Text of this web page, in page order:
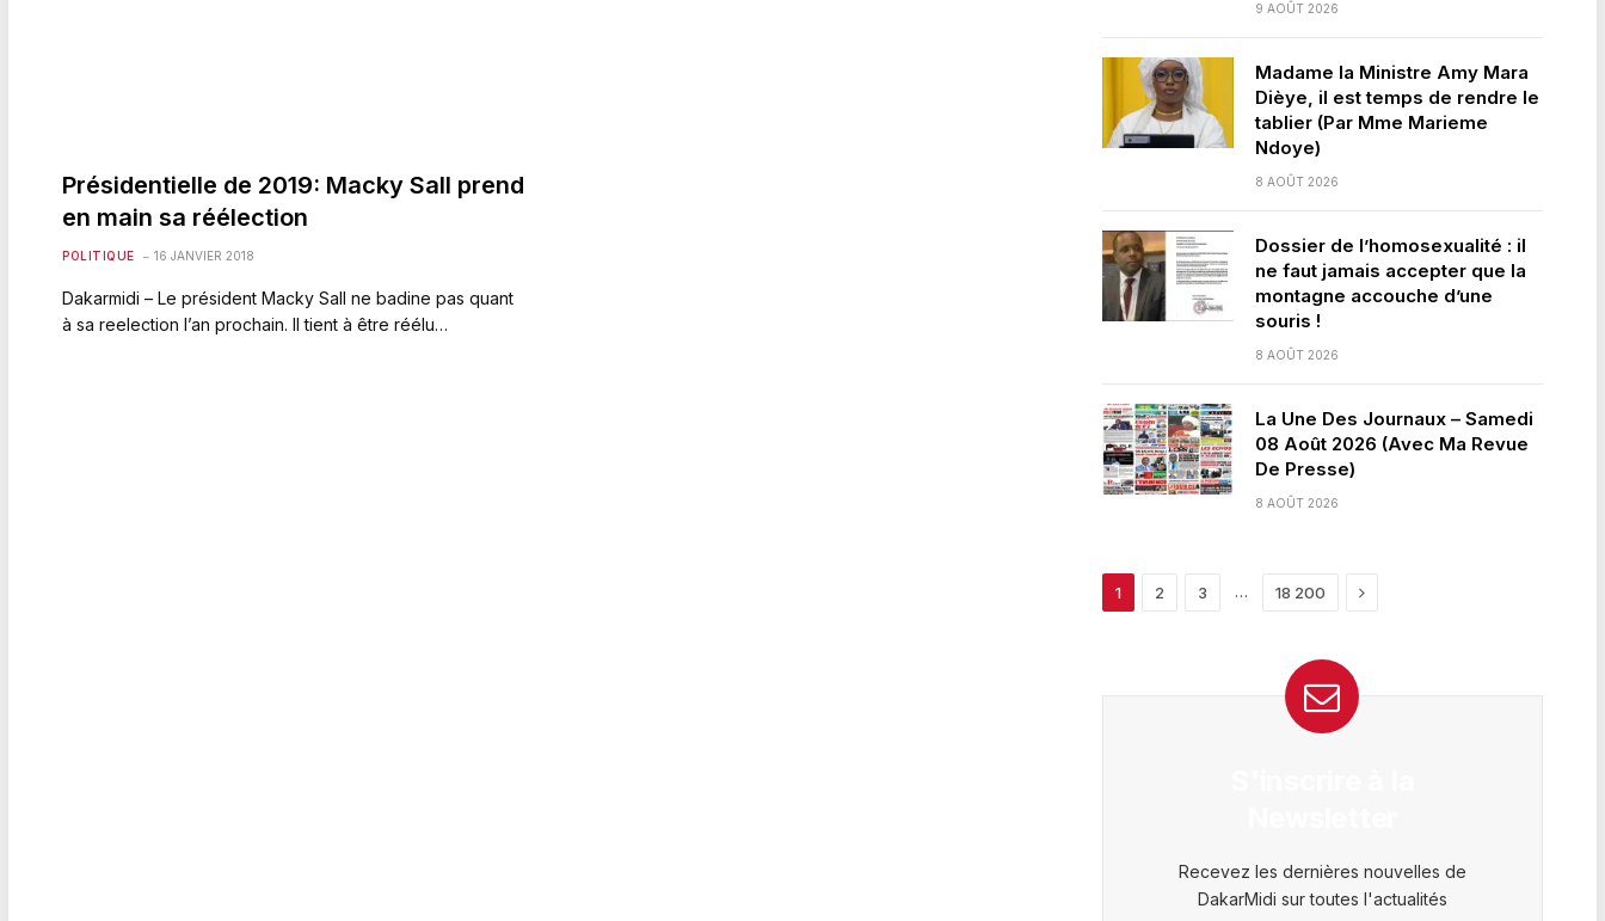
Présidentielle de 2019: Macky Sall prend
en main sa réélection
POLITIQUE 16 JANVIER 2018
Dakarmidi – Le président Macky Sall ne badine pas quant
à sa reelection l’an prochain. Il tient à être réélu…
9 AOÛT 2026
Madame la Ministre Amy Mara
Dièye, il est temps de rendre le
tablier (Par Mme Marieme
Ndoye)
8 AOÛT 2026
Dossier de l’homosexualité : il
ne faut jamais accepter que la
montagne accouche d’une
souris !
8 AOÛT 2026
La Une Des Journaux – Samedi
08 Août 2026 (Avec Ma Revue
De Presse)
8 AOÛT 2026
1 2 3 … 18 200 Next
Recevez les dernières nouvelles de
DakarMidi sur toutes l'actualités